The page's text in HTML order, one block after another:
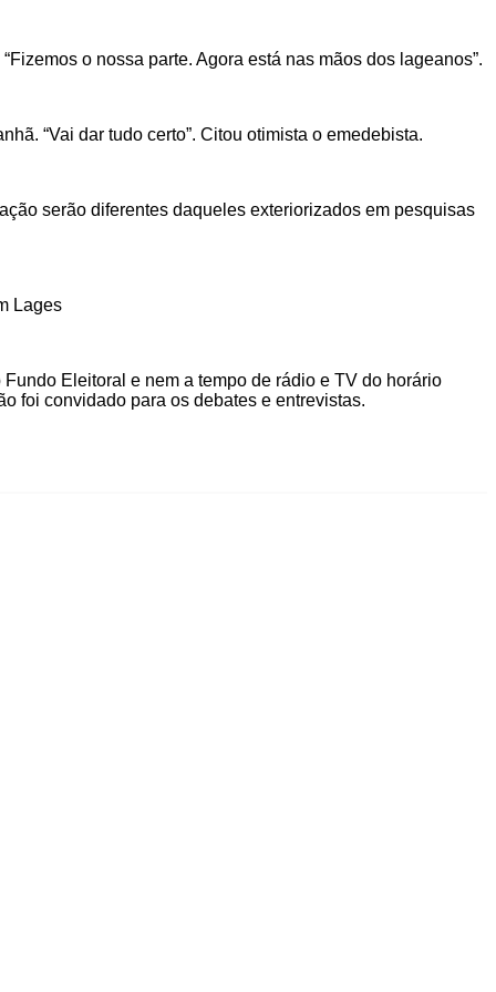
o nossa parte. Agora está nas mãos dos lageanos”.
“Vai dar tudo certo”. Citou otimista o emedebista.
serão diferentes daqueles exteriorizados em pesquisas
Lages
Eleitoral e nem a tempo de rádio e TV do horário
foi convidado para os debates e entrevistas.